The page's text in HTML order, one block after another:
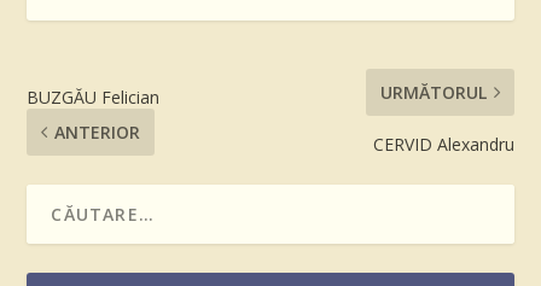
BUZGĂU Felician
ANTERIOR
URMĂTORUL
CERVID Alexandru